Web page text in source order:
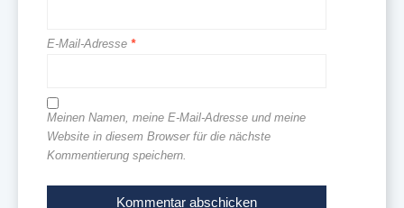
E-Mail-Adresse *
Meinen Namen, meine E-Mail-Adresse und meine
Website in diesem Browser für die nächste
Kommentierung speichern.